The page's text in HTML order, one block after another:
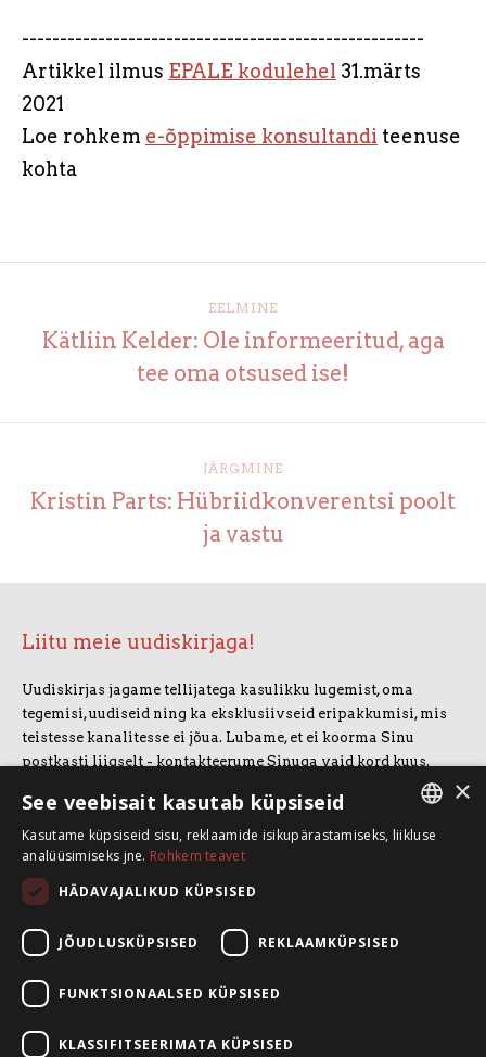
-----------------------------------------------------
Artikkel ilmus EPALE kodulehel 31.märts
2021
Loe rohkem e-õppimise konsultandi teenuse
kohta
EELMINE
Kätliin Kelder: Ole informeeritud, aga
tee oma otsused ise!
JÄRGMINE
Kristin Parts: Hübriidkonverentsi poolt
ja vastu
Liitu meie uudiskirjaga!
Uudiskirjas jagame tellijatega kasulikku lugemist, oma
tegemisi, uudiseid ning ka eksklusiivseid eripakkumisi, mis
teistesse kanalitesse ei jõua. Lubame, et ei koorma Sinu
postkasti liigselt - kontakteerume Sinuga vaid kord kuus.
LIITUN UUDISKIRJAGA
Koolitusruum ja kontor: Telliskivi 60/A3, 10412 Tallinn
+372 5388 4854
info@speaksmart.ee
Leia meid sotsiaalmeediast:
×
See veebisait kasutab küpsiseid
Kasutame küpsiseid sisu, reklaamide isikupärastamiseks, liikluse
analüüsimiseks jne. Rohkem teavet
HÄDAVAJALIKUD KÜPSISED
JÕUDLUSKÜPSISED REKLAAMKÜPSISED
FUNKTSIONAALSED KÜPSISED
KLASSIFITSEERIMATA KÜPSISED